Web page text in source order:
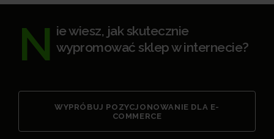
N ie wiesz, jak skutecznie
wypromować sklep w internecie?
WYPRÓBUJ POZYCJONOWANIE DLA E-
COMMERCE